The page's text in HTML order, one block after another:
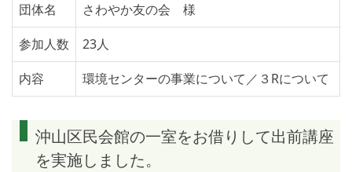
団体名
さわやか友の会 様
参加人数
23人
内容
環境センターの事業について／３Rについて
沖山区民会館の一室をお借りして出前講座
を実施しました。